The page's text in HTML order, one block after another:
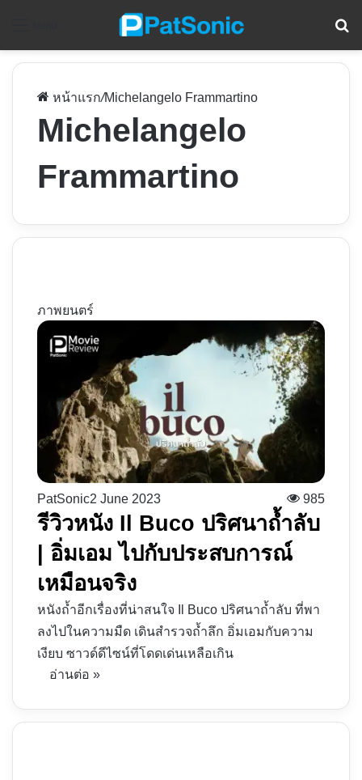
หน้าแรก/Michelangelo Frammartino
Michelangelo
Frammartino
ภาพยนตร์
PatSonic2 June 2023 985
รีวิวหนัง Il Buco ปริศนาถ้ำลับ
| อิ่มเอม ไปกับประสบการณ์
เหมือนจริง
หนังถ้ำอีกเรื่องที่น่าสนใจ Il Buco ปริศนาถ้ำลับ ที่พา
ลงไปในความมืด เดินสำรวจถ้ำลึก อิ่มเอมกับความ
เงียบ ซาวด์ดีไซน์ที่โดดเด่นเหลือเกิน
อ่านต่อ »